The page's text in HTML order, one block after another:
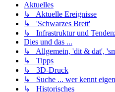
Aktuelles
↳ Aktuelle Ereignisse
↳ 'Schwarzes Brett'
↳ Infrastruktur und
Dies und das ...
↳ Allgemein, 'dit & dat',
↳ Tipps
↳ 3D-Druck
↳ Suche ... wer kennt
↳ Historisches